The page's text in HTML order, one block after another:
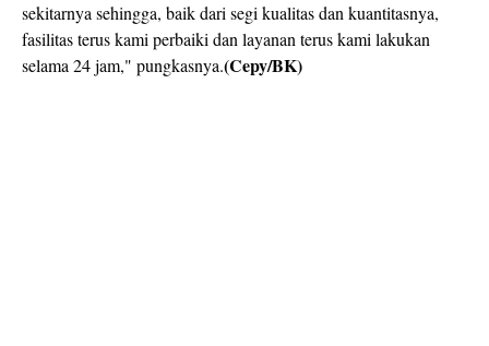
sekitarnya sehingga, baik dari segi kualitas dan kuantitasnya,
fasilitas terus kami perbaiki dan layanan terus kami lakukan
selama 24 jam," pungkasnya.(Cepy/BK)